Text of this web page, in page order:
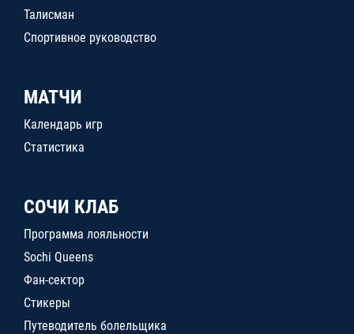
Талисман
Спортивное руководство
МАТЧИ
Календарь игр
Статистика
СОЧИ КЛАБ
Программа лояльности
Sochi Queens
Фан-сектор
Стикеры
Путеводитель болельщика